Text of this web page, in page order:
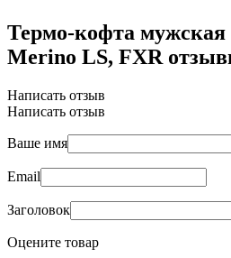
Термо-кофта мужская
Merino LS, FXR
Написать отзыв
Написать отзыв
Ваше имя
Email
Заголовок
Оцените товар